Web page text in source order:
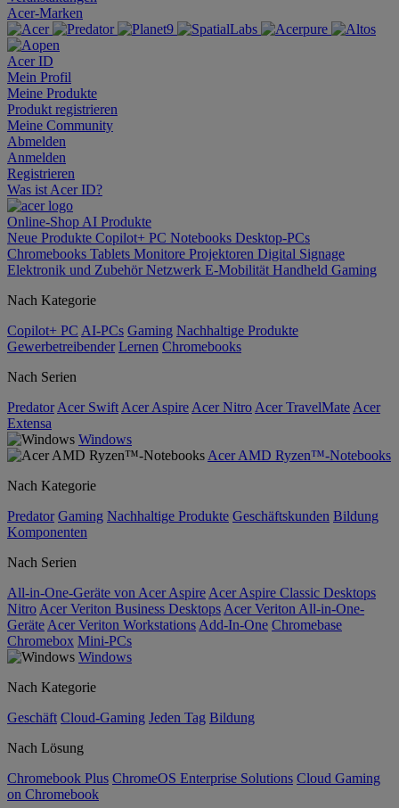
Acer-Marken
Acer ID
Mein Profil
Meine Produkte
Produkt registrieren
Meine Community
Abmelden
Anmelden
Registrieren
Was ist Acer ID?
Online-Shop AI Produkte
Neue Produkte Copilot+ PC Notebooks Desktop-PCs
Chromebooks Tablets Monitore Projektoren Digital Signage
Elektronik und ZubehörNetzwerk E-Mobilität Handheld Gaming
Nach Kategorie
Copilot+ PC AI-PCs Gaming Nachhaltige Produkte
Gewerbetreibender Lernen Chromebooks
Nach Serien
Predator Acer Swift Acer Aspire Acer Nitro Acer TravelMate Acer
Extensa
Windows
Acer AMD Ryzen™-Notebooks
Nach Kategorie
Predator Gaming Nachhaltige Produkte Geschäftskunden Bildung
Komponenten
Nach Serien
All-in-One-Geräte von Acer Aspire Acer Aspire Classic Desktops
Nitro Acer Veriton Business Desktops Acer Veriton All-in-One-
Geräte Acer Veriton Workstations Add-In-One Chromebase
Chromebox Mini-PCs
Windows
Nach Kategorie
Geschäft Cloud-Gaming Jeden Tag Bildung
Nach Lösung
Chromebook Plus ChromeOS Enterprise Solutions Cloud Gaming
on Chromebook